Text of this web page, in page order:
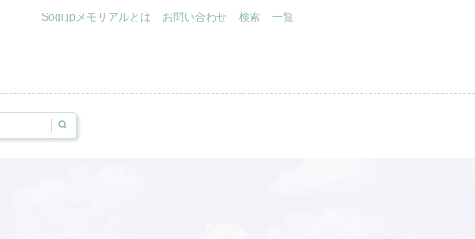
Sogi.jpメモリアルとは お問い合わせ 検索 一覧